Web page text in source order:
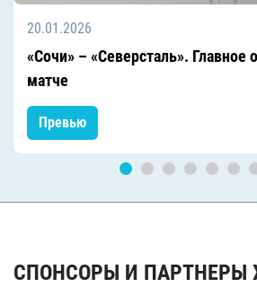
20.01.2026
«Сочи» – «Северсталь».
матче
Превью
СПОНСОРЫ И ПАРТНЕРЫ